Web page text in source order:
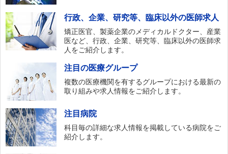
行政、企業、研究等、臨床以外の医師求人
矯正医官、製薬企業のメディカルドクター、産業
医など、行政、企業、研究等、臨床以外の医師求
人をご紹介します。
注目の医療グループ
複数の医療機関を有するグループにおける最新の
取り組みや求人情報をご紹介します。
注目病院
科目毎の詳細な求人情報を掲載している病院をご
紹介します。